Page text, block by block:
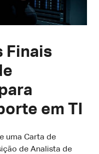
Finais
em TI
uma Carta de
de Analista de